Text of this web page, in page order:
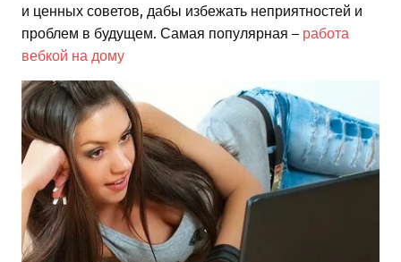
и ценных советов, дабы избежать неприятностей и
проблем в будущем. Самая популярная – работа
вебкой на дому